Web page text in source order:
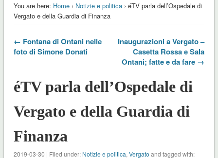
You are here: Home› Notizie e politica› éTV parla dell’Ospedale di
Vergato e della Guardia di Finanza
← Fontana di Ontani nelle
foto di Simone Donati
Inaugurazioni a Vergato –
Casetta Rossa e Sala
Ontani; fatte e da fare →
éTV parla dell’Ospedale di
Vergato e della Guardia di
Finanza
2019-03-30 | Filed under: Notizie e politica, Vergato and tagged with: